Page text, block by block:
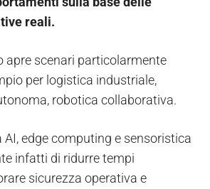
reali.
apre scenari particolarmente
per logistica industriale,
robotica collaborativa.
AI, edge computing e sensoristica
infatti di ridurre tempi
sicurezza operativa e